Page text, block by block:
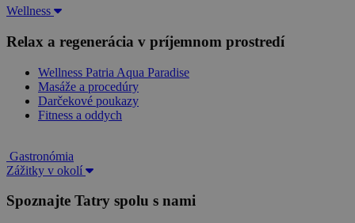
Wellness
Relax a regenerácia v príjemnom prostredí
Wellness Patria Aqua Paradise
Masáže a procedúry
Darčekové poukazy
Fitness a oddych
Gastronómia
Zážitky v okolí
Spoznajte Tatry spolu s nami